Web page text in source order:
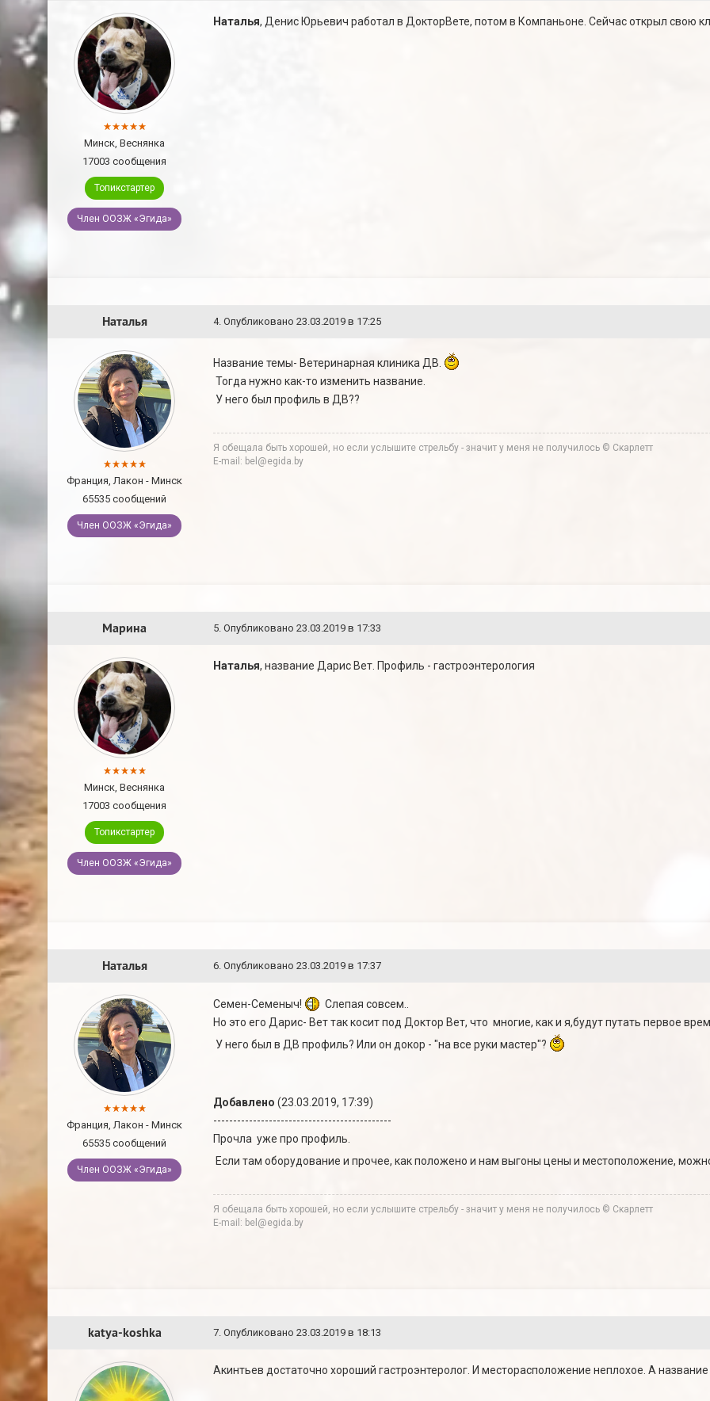
Минск, Веснянка
17003 сообщения
Топикстартер
Член ООЗЖ «Эгида»
Наталья, Денис Юрьевич работал в ДокторВете, потом в Компаньоне. Сейчас открыл свою
Наталья 4. Опубликовано 23.03.2019 в 17:25
Франция, Лакон - Минск
65535 сообщений
Член ООЗЖ «Эгида»
Название темы- Ветеринарная клиника ДВ.
Тогда нужно как-то изменить название.
У него был профиль в ДВ??
Я обещала быть хорошей, но если услышите стрельбу - значит у меня не получилось © Скарлетт
E-mail: bel@egida.by
Марина 5. Опубликовано 23.03.2019 в 17:33
Минск, Веснянка
17003 сообщения
Топикстартер
Член ООЗЖ «Эгида»
Наталья, название Дарис Вет. Профиль - гастроэнтерология
Наталья 6. Опубликовано 23.03.2019 в 17:37
Франция, Лакон - Минск
65535 сообщений
Член ООЗЖ «Эгида»
Семен-Семеныч!
Слепая совсем..
Но это его Дарис- Вет так косит под Доктор Вет, что многие, как и я,будут путать первое
У него был в ДВ профиль? Или он докор - "на все руки мастер"?
Добавлено (23.03.2019, 17:39)
---------------------------------------------
Прочла уже про профиль.
Если там оборудование и прочее, как положено и нам выгоны цены и местоположение,
Я обещала быть хорошей, но если услышите стрельбу - значит у меня не получилось © Скарлетт
E-mail: bel@egida.by
katya-koshka 7. Опубликовано 23.03.2019 в 18:13
Акинтьев достаточно хороший гастроэнтеролог. И месторасположение неплохое. А